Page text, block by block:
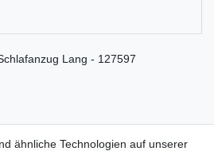
Lang - 127597
ähnliche Technologien auf unserer